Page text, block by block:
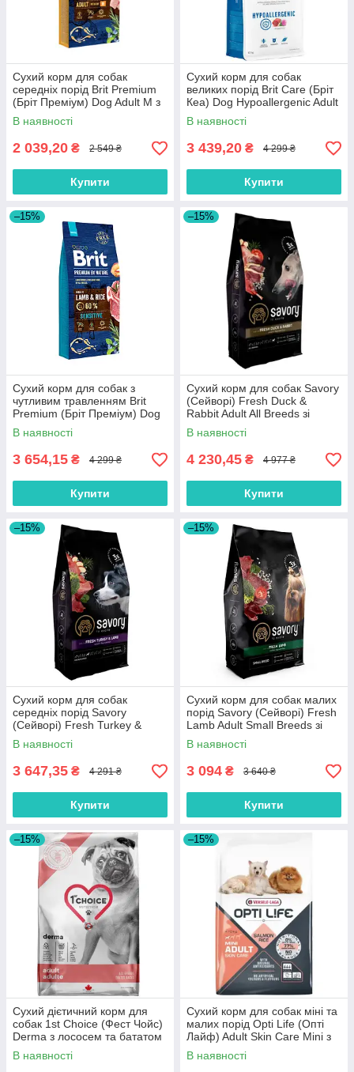
Сухий корм для собак
середніх порід Brit Premium
(Бріт Преміум) Dog Adult M з
куркою 15 кг
В наявності
2 039,20 ₴ 2 549 ₴
Купити
Сухий корм для собак
великих порід Brit Care (Бріт
Кеа) Dog Hypoallergenic Adult
Large Breed з ягням 12 кг
В наявності
3 439,20 ₴ 4 299 ₴
Купити
–15%
Сухий корм для собак з
чутливим травленням Brit
Premium (Бріт Преміум) Dog
Sensitive Lamb з ягням 15 кг
В наявності
3 654,15 ₴ 4 299 ₴
Купити
–15%
Сухий корм для собак Savory
(Cейворi) Fresh Duck &
Rabbit Adult All Breeds зі
свіжої качки та кролика 12 кг
В наявності
4 230,45 ₴ 4 977 ₴
Купити
–15%
Сухий корм для собак
середніх порід Savory
(Cейворi) Fresh Turkey &
Lamb Adult Medium Breeds зі
свіжим ягням та індичкою 12
кг
В наявності
3 647,35 ₴ 4 291 ₴
Купити
–15%
Сухий корм для собак малих
порід Savory (Cейворi) Fresh
Lamb Adult Small Breeds зі
свіжим ягням 8 кг
В наявності
3 094 ₴ 3 640 ₴
Купити
–15%
Сухий дієтичний корм для
собак 1st Choice (Фест Чойс)
Derma з лососем та бататом
12 кг
В наявності
–15%
Сухий корм для собак міні та
малих порід Opti Life (Опті
Лайф) Adult Skin Care Mini з
лососем 7.5 кг
В наявності